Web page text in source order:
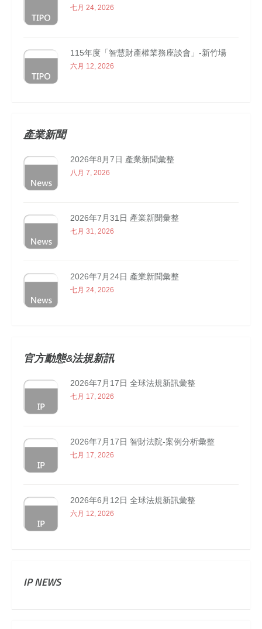
七月 24, 2026
115年度「智慧財產權業務座談會」-新竹場
六月 12, 2026
產業新聞
2026年8月7日 產業新聞彙整
八月 7, 2026
2026年7月31日 產業新聞彙整
七月 31, 2026
2026年7月24日 產業新聞彙整
七月 24, 2026
官方動態&法規新訊
2026年7月17日 全球法規新訊彙整
七月 17, 2026
2026年7月17日 智財法院-案例分析彙整
七月 17, 2026
2026年6月12日 全球法規新訊彙整
六月 12, 2026
IP NEWS